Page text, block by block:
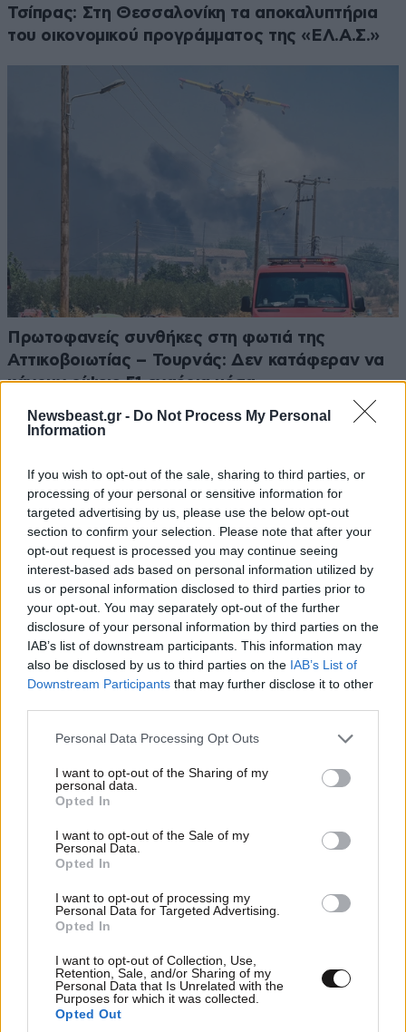
Newsbeast.gr - Do Not Process My Personal
Information
If you wish to opt-out of the sale, sharing to third parties, or
processing of your personal or sensitive information for
targeted advertising by us, please use the below opt-out
section to confirm your selection. Please note that after your
opt-out request is processed you may continue seeing
interest-based ads based on personal information utilized by
us or personal information disclosed to third parties prior to
your opt-out. You may separately opt-out of the further
disclosure of your personal information by third parties on the
IAB’s list of downstream participants. This information may
also be disclosed by us to third parties on the IAB’s List of
Downstream Participants that may further disclose it to other
Please note that this website/app uses one or more Google
not limited to your visit or usage behaviour. You may click to
grant or deny consent to Google and its third-party tags to
use your data for below specified purposes in below Google
consent section.
Personal Data Processing Opt Outs
I want to opt-out of the Sharing of my
personal data.
Opted In
I want to opt-out of the Sale of my
Personal Data.
Opted In
I want to opt-out of processing my
Personal Data for Targeted Advertising.
Opted In
I want to opt-out of Collection, Use,
Retention, Sale, and/or Sharing of my
Personal Data that Is Unrelated with the
Purposes for which it was collected.
Opted Out
Τσίπρας: Στη Θεσσαλονίκη τα αποκαλυπτήρια
του οικονομικού προγράμματος της «ΕΛ.Α.Σ.»
Πρωτοφανείς συνθήκες στη φωτιά της
Αττικοβοιωτίας – Τουρνάς: Δεν κατάφεραν να
κάνουν ρίψεις 51 εναέρια μέσα